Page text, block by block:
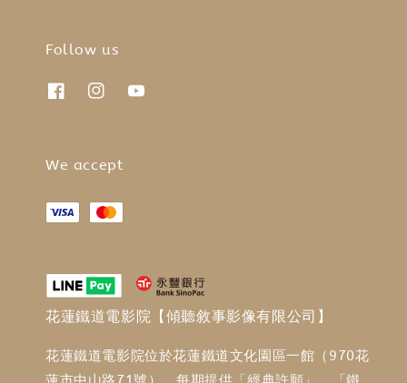
Follow us
We accept
花蓮鐵道電影院【傾聽敘事影像有限公司】
花蓮鐵道電影院位於花蓮鐵道文化園區一館（970花